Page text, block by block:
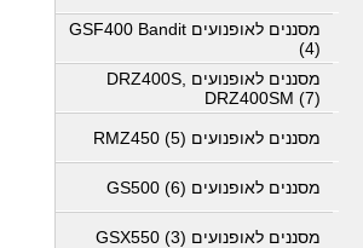
מסננים לאופנועים GSF400 Bandit
(4)
מסננים לאופנועים DRZ400S,
DRZ400SM (7)
מסננים לאופנועים RMZ450 (5)
מסננים לאופנועים GS500 (6)
מסננים לאופנועים GSX550 (3)